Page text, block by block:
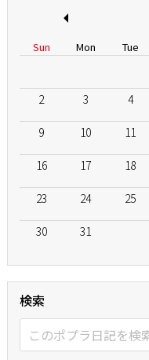
Sun Mon Tue
2 3 4
9 10 11
16 17 18
23 24 25
30 31
検索